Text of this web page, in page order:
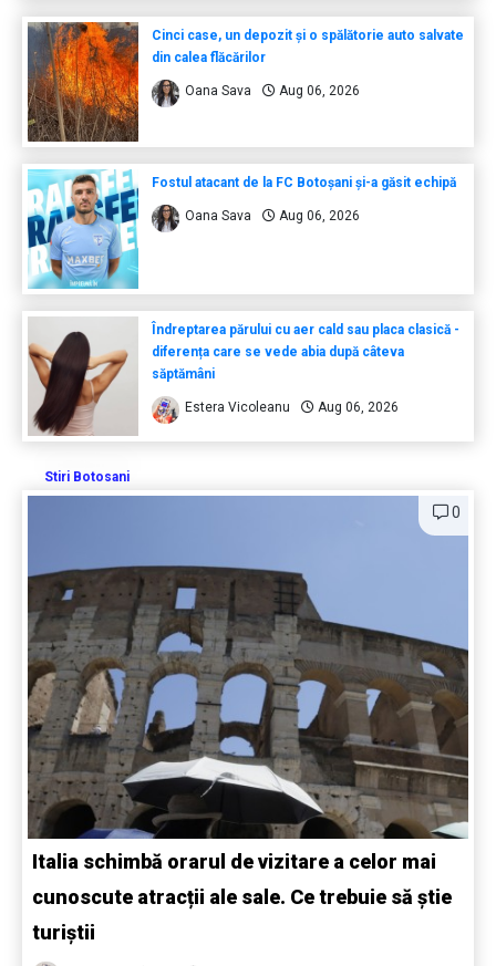
Cinci case, un depozit și o spălătorie auto salvate
din calea flăcărilor
Oana Sava Aug 06, 2026
Fostul atacant de la FC Botoșani și-a găsit echipă
Oana Sava Aug 06, 2026
Îndreptarea părului cu aer cald sau placa clasică -
diferența care se vede abia după câteva
săptămâni
Estera Vicoleanu Aug 06, 2026
Stiri Botosani
0
Italia schimbă orarul de vizitare a celor mai
cunoscute atracții ale sale. Ce trebuie să știe
turiștii